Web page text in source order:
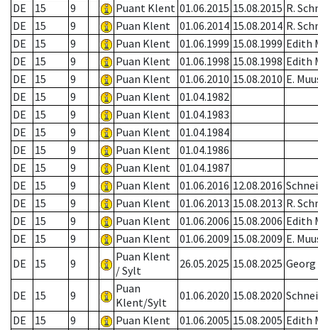
DE
15 9 Puant Klent 01.06.2015 15.08.2015 R.
DE
15 9 Puan Klent 01.06.2014 15.08.2014 R.
DE
15 9 Puan Klent 01.06.1999 15.08.1999 Edith
DE
15 9 Puan Klent 01.06.1998 15.08.1998 Edith
DE
15 9 Puan Klent 01.06.2010 15.08.2010 E.
DE
15 9 Puan Klent
01.04.1982
DE
15 9 Puan Klent
01.04.1983
DE
15 9 Puan Klent
01.04.1984
DE
15 9 Puan Klent
01.04.1986
DE
15 9 Puan Klent
01.04.1987
DE
15 9 Puan Klent 01.06.2016 12.08.2016
DE
15 9 Puan Klent 01.06.2013 15.08.2013 R.
DE
15 9 Puan Klent 01.06.2006 15.08.2006 Edith
DE
15 9 Puan Klent 01.06.2009 15.08.2009 E.
DE
15 9
Puan Klent
/ Sylt
26.05.2025 15.08.2025
DE 15 9
Puan
Klent/Sylt
01.06.2020 15.08.2020
DE
15 9 Puan Klent 01.06.2005 15.08.2005 Edith